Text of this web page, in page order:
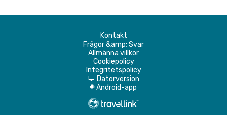
Kontakt
Frågor &amp; Svar
Allmänna villkor
Cookiepolicy
Integritetspolicy
d Datorversion
A Android-app